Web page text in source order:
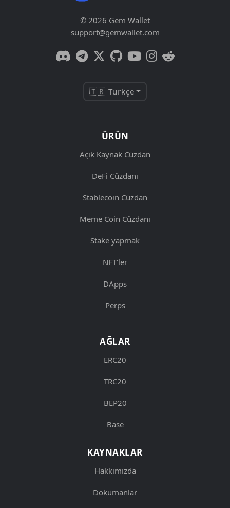
© 2026 Gem Wallet
support@gemwallet.com
🇹🇷 Türkçe
ÜRÜN
Açık Kaynak Cüzdan
DeFi Cüzdanı
Stablecoin Cüzdan
Meme Coin Cüzdanı
Stake yapmak
NFT'ler
DApps
Perps
AĞLAR
ERC20
TRC20
BEP20
Base
KAYNAKLAR
Hakkımızda
Dokümanlar